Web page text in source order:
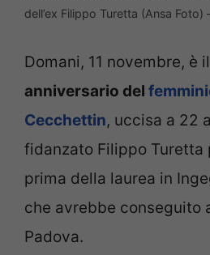
dell’ex Filippo Turetta (Ansa Foto)
Domani, 11 novembre, è il
anniversario del
Cecchettin, uccisa a 22
fidanzato Filippo Turetta
prima della laurea in
che avrebbe conseguito
Padova.